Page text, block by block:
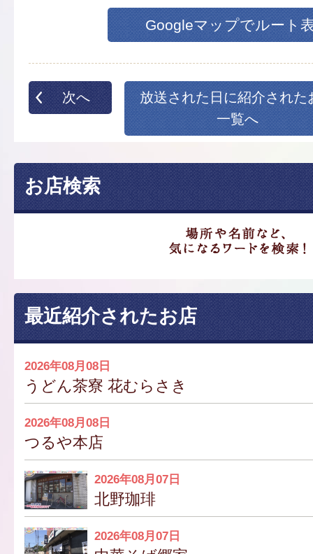
Googleマップでルート
次へ
放送された日に紹介された
一覧へ
お店検索
最近紹介されたお店
2026年08月08日
うどん茶寮 花むらさき
2026年08月08日
つるや本店
2026年08月07日
北野珈琲
2026年08月07日